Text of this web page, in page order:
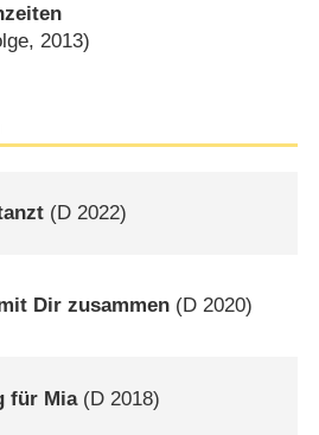
2013)
(D 2022)
Dir zusammen (D 2020)
für Mia(D 2018)